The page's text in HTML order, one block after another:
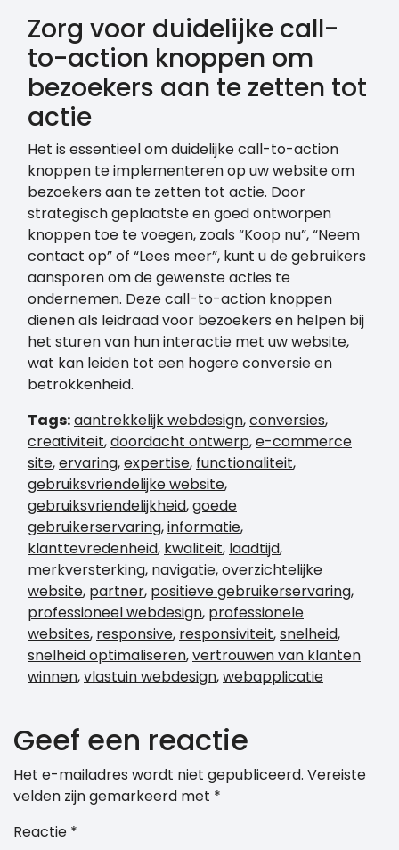
Zorg voor duidelijke call-
to-action knoppen om
bezoekers aan te zetten tot
actie
Het is essentieel om duidelijke call-to-action
knoppen te implementeren op uw website om
bezoekers aan te zetten tot actie. Door
strategisch geplaatste en goed ontworpen
knoppen toe te voegen, zoals “Koop nu”, “Neem
contact op” of “Lees meer”, kunt u de gebruikers
aansporen om de gewenste acties te
ondernemen. Deze call-to-action knoppen
dienen als leidraad voor bezoekers en helpen bij
het sturen van hun interactie met uw website,
wat kan leiden tot een hogere conversie en
betrokkenheid.
Tags:aantrekkelijk webdesign,conversies,
creativiteit,doordacht ontwerp,e-commerce
site,ervaring,expertise, functionaliteit,
gebruiksvriendelijke website,
gebruiksvriendelijkheid,goede
gebruikerservaring,informatie,
klanttevredenheid, kwaliteit, laadtijd,
merkversterking, navigatie,overzichtelijke
website, partner, positieve gebruikerservaring,
professioneel webdesign, professionele
websites, responsive, responsiviteit,snelheid,
snelheid optimaliseren,vertrouwen van klanten
winnen,vlastuin webdesign,webapplicatie
Geef een reactie
Het e-mailadres wordt niet gepubliceerd. Vereiste
velden zijn gemarkeerd met *
Reactie *